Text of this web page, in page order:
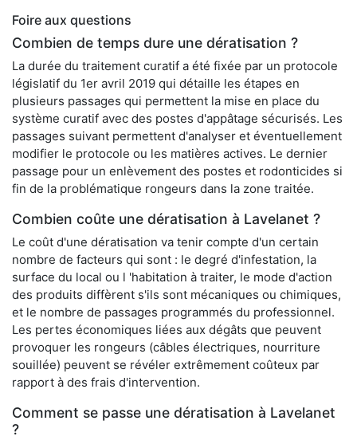
Foire aux questions
Combien de temps dure une dératisation ?
La durée du traitement curatif a été fixée par un protocole
législatif du 1er avril 2019 qui détaille les étapes en
plusieurs passages qui permettent la mise en place du
système curatif avec des postes d'appâtage sécurisés. Les
passages suivant permettent d'analyser et éventuellement
modifier le protocole ou les matières actives. Le dernier
passage pour un enlèvement des postes et rodonticides si
fin de la problématique rongeurs dans la zone traitée.
Combien coûte une dératisation à Lavelanet ?
Le coût d'une dératisation va tenir compte d'un certain
nombre de facteurs qui sont : le degré d'infestation, la
surface du local ou l 'habitation à traiter, le mode d'action
des produits diffèrent s'ils sont mécaniques ou chimiques,
et le nombre de passages programmés du professionnel.
Les pertes économiques liées aux dégâts que peuvent
provoquer les rongeurs (câbles électriques, nourriture
souillée) peuvent se révéler extrêmement coûteux par
rapport à des frais d'intervention.
Comment se passe une dératisation à Lavelanet
?